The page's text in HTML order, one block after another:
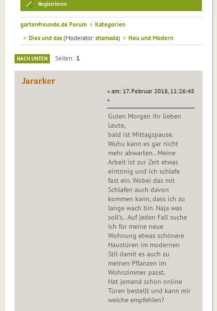
Registrieren
gartenfreunde.de Forum » Kategorien
» Dies und das(Moderator:shamada) » Neu und Modern
NACH UNTEN Seiten 1
Jararker
« am: 17. Februar 2018, 11:26:45
»
Guten Morgen ihr lieben
Leute,
bald ist Mittagspause.
Wuhu kann es gar nicht
mehr abwarten.. Meine
Arbeit ist zur Zeit etwas
eintönig und ich schlafe
fast ein. Wobei das mit
Schlafen auch davon
kommen kann, dass ich zu
lange wach bin. Naja was
soll's.. Auf jeden Fall suche
ich für meine neue
Wohnung etwas schönere
Haustüren im modernen
Stil damit es auch zu
meinen Pflanzen im
Wohnzimmer passt.
Hat jemand schon online
Türen bestellt und kann mir
welche empfehlen?